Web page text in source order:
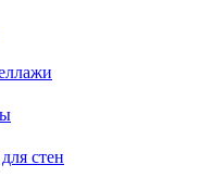
стен